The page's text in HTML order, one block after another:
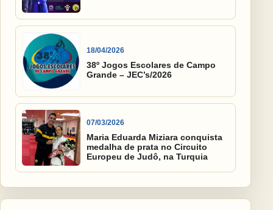
18/04/2026
38º Jogos Escolares de Campo
Grande – JEC’s/2026
07/03/2026
Maria Eduarda Miziara conquista
medalha de prata no Circuito
Europeu de Judô, na Turquia